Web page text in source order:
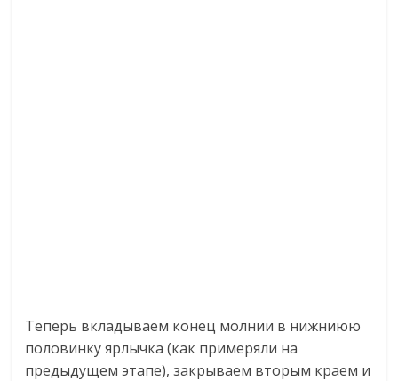
Теперь вкладываем конец молнии в нижниюю
половинку ярлычка (как примеряли на
предыдущем этапе), закрываем вторым краем и